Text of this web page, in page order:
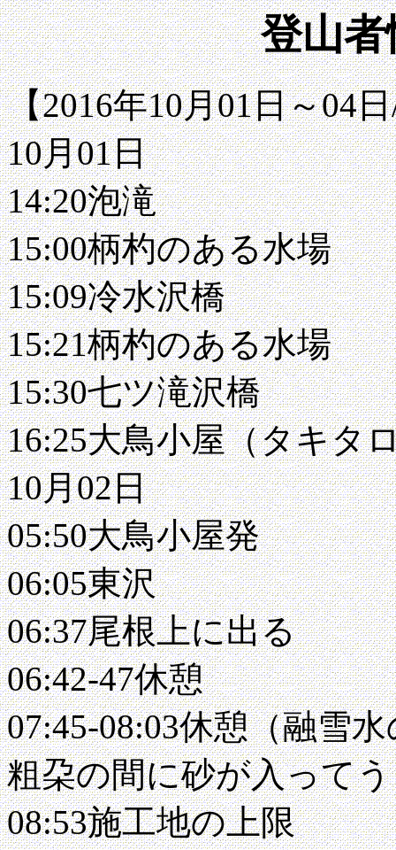
登山者
【2016年10月01日～04
10月01日
14:20泡滝
15:00柄杓のある水場
15:09冷水沢橋
15:21柄杓のある水場
15:30七ツ滝沢橋
16:25大鳥小屋（タキタ
10月02日
05:50大鳥小屋発
06:05東沢
06:37尾根上に出る
06:42-47休憩
07:45-08:03休憩（融雪
粗朶の間に砂が入って
08:53施工地の上限